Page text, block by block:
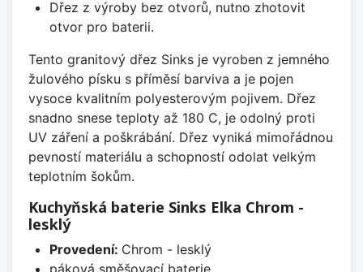
Dřez z výroby bez otvorů, nutno zhotovit
otvor pro baterii.
Tento granitový dřez Sinks je vyroben z jemného
žulového písku s příměsí barviva a je pojen
vysoce kvalitním polyesterovým pojivem. Dřez
snadno snese teploty až 180 C, je odolný proti
UV záření a poškrábání. Dřez vyniká mimořádnou
pevností materiálu a schopností odolat velkým
teplotním šokům.
Kuchyňská baterie Sinks Elka Chrom -
lesklý
Provedení: Chrom - lesklý
páková směšovací baterie